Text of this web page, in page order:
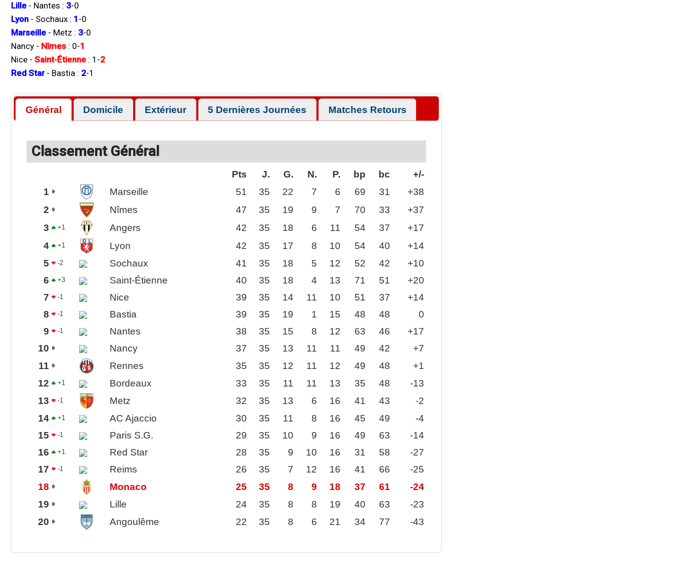
Lille - Nantes : 3-0
Lyon - Sochaux : 1 -0
Marseille - Metz : 3-0
Nancy - Nîmes : 0-1
Nice - Saint-Étienne : 1 -2
Red Star- Bastia : 2-1
Général Domicile Extérieur 5 Dernières Journées Matches Retours
Classement Général
Pts J. G. N. P. bp bc
+/-
1
Marseille 51 35 22 7 6 69 31
+38
2
Nîmes 47 35 19 9 7 70 33
+37
3
+1 Angers 42 35 18 6 11 54 37
+17
4
+1 Lyon 42 35 17 8 10 54 40
+14
5
-2 Sochaux 41 35 18 5 12 52 42
+10
6
+3 Saint-Étienne 40 35 18 4 13 71 51
+20
7
-1 Nice 39 35 14 11 10 51 37
+14
8
-1 Bastia 39 35 19 1 15 48 48
0
9
-1 Nantes 38 35 15 8 12 63 46
+17
10
Nancy 37 35 13 11 11 49 42
+7
11
Rennes 35 35 12 11 12 49 48
+1
12
+1 Bordeaux 33 35 11 11 13 35 48
-13
13
-1 Metz 32 35 13 6 16 41 43
-2
14
+1 AC Ajaccio 30 35 11 8 16 45 49
-4
15
-1 Paris S.G. 29 35 10 9 16 49 63
-14
16
+1 Red Star 28 35 9 10 16 31 58
-27
17
-1 Reims 26 35 7 12 16 41 66
-25
18
Monaco 25 35 8 9 18 37 61
-24
19
Lille 24 35 8 8 19 40 63
-23
20
Angoulême 22 35 8 6 21 34 77 -43